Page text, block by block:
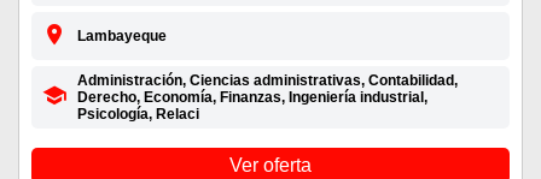
Lambayeque
Administración, Ciencias administrativas, Contabilidad,
Derecho, Economía, Finanzas, Ingeniería industrial,
Psicología, Relaci
Ver oferta